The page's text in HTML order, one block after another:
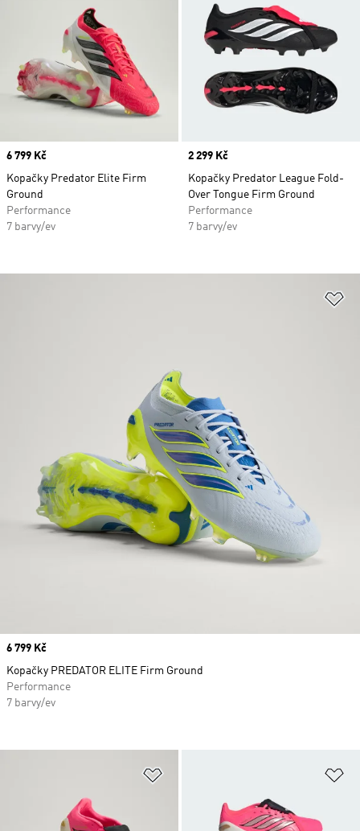
Price
6 799 Kč
Kopačky Predator Elite Firm
Ground
Performance
7 barvy/ev
Price
2 299 Kč
Kopačky Predator League Fold-
Over Tongue Firm Ground
Performance
7 barvy/ev
Price
6 799 Kč
Kopačky PREDATOR ELITE Firm Ground
Performance
7 barvy/ev